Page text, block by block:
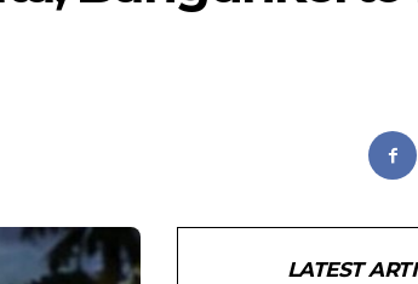
LATEST